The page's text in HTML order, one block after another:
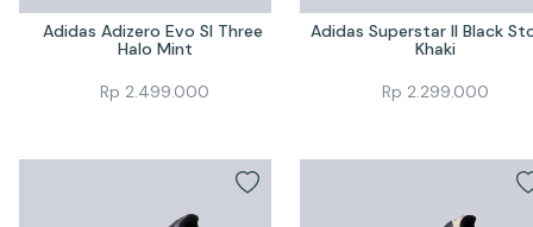
Adidas Adizero Evo Sl Three
Halo Mint
Rp 2.499.000
Adidas Superstar II Black
Khaki
Rp 2.299.000